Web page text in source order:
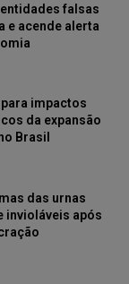
falsas
e acende alerta
impactos
da expansão
Brasil
das urnas
invioláveis após